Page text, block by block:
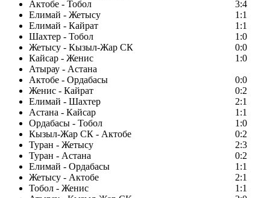
Актобе - Тобол
3:4
Елимай - Жетысу
1:1
Елимай - Кайрат
1:1
Шахтер - Тобол
1:0
Жетысу - Кызыл-Жар СК
0:0
Кайсар - Женис
1:0
Атырау - Астана
Актобе - Ордабасы
0:0
Женис - Кайрат
0:2
Елимай - Шахтер
2:1
Астана - Кайсар
1:1
Ордабасы - Тобол
1:0
Кызыл-Жар СК - Актобе
0:2
Туран - Жетысу
2:3
Туран - Астана
0:2
Елимай - Ордабасы
1:1
Жетысу - Актобе
2:1
Тобол - Женис
1:1